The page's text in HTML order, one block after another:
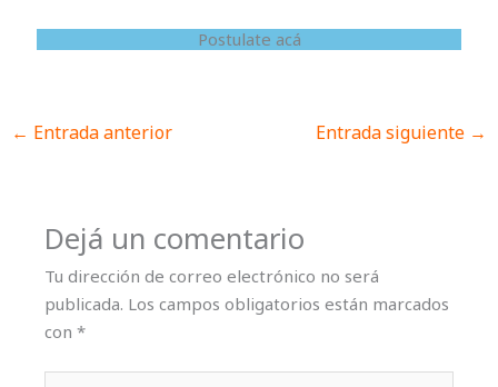
Postulate acá
← Entrada anterior Entrada siguiente →
Dejá un comentario
Tu dirección de correo electrónico no será
publicada. Los campos obligatorios están marcados
con*